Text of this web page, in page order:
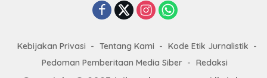
Kebijakan Privasi Tentang Kami
Kode Etik Jurnalistik
Pedoman Pemberitaan Media Siber
Redaksi